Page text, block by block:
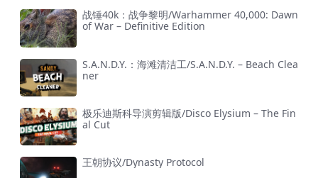
战锤40k：战争黎明/Warhammer 40,000: Dawn
of War – Definitive Edition
S.A.N.D.Y.：海滩清洁工/S.A.N.D.Y. – Beach Clea
ner
极乐迪斯科导演剪辑版/Disco Elysium – The Fin
al Cut
王朝协议/Dynasty Protocol